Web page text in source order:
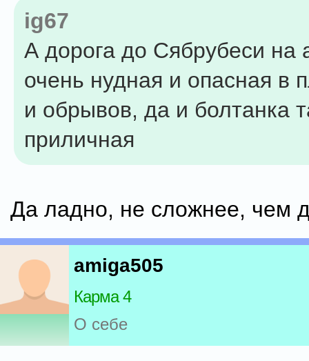
ig67
А дорога до Сябрубеси на
очень нудная и опасная в
и обрывов, да и болтанка
приличная
Да ладно, не сложнее, чем
amiga505
Карма 4
О себе